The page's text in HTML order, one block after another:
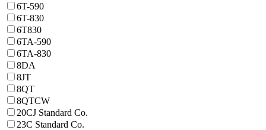
6T-590
6T-830
6T830
6TA-590
6TA-830
8DA
8JT
8QT
8QTCW
20CJ Standard Co.
23C Standard Co.